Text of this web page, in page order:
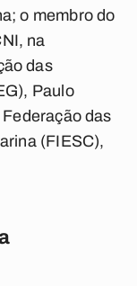
o membro do
na
das
Paulo
das
(FIESC),